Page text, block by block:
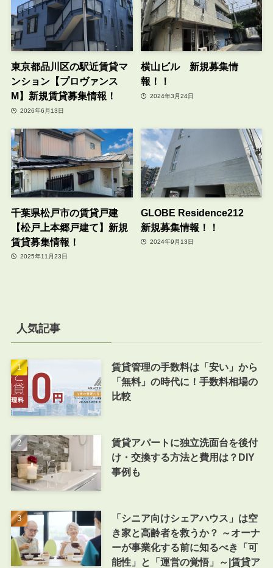
東京都品川区の駅近賃貸マ
ンション【プロヴァンス
M】新規賃貸募集情報！
2026年6月13日
横山ビル 新規募集情
報！！
2024年3月24日
千葉県松戸市の賃貸戸建
【松戸上本郷戸建て】新規
賃貸募集情報！
2025年11月23日
GLOBE Residence212
新規募集情報！！
2024年9月13日
人気記事
賃貸管理の手数料は「安い」から
「無料」の時代に！手数料相場の
比較
賃貸アパートに独立洗面台を後付
け・交換する方法と費用は？DIY
事例も
「シニア向けシェアハウス」は空
き家と高齢者を救うか？ ～オーナ
ーが事業化する前に知るべき「可
能性」と「運営の覚悟」～|賃貸ア